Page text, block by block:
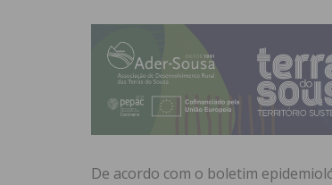
De acordo com o boletim